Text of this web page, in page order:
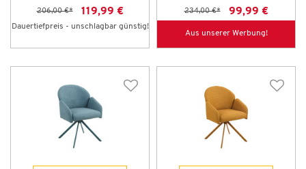
206,00 €* 119,99 €
Dauertiefpreis - unschlagbar günstig!
234,00 €* 99,99 €
Aus unserer Werbung!